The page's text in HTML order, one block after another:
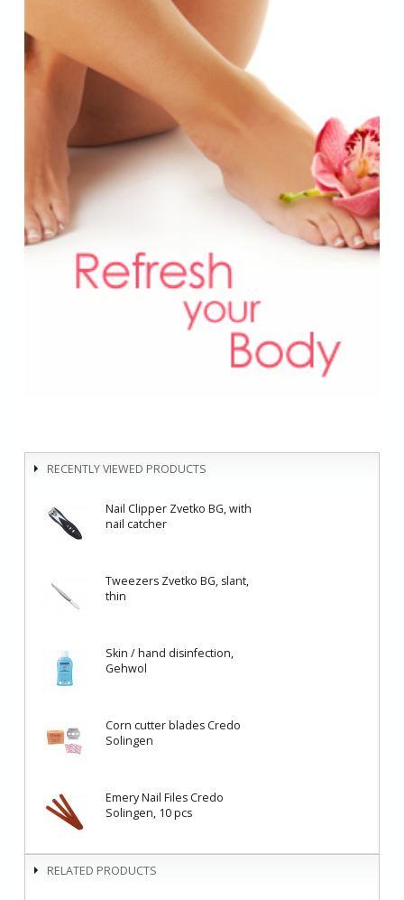
RECENTLY VIEWED PRODUCTS
Nail Clipper Zvetko BG, with
nail catcher
Tweezers Zvetko BG, slant,
thin
Skin / hand disinfection,
Gehwol
Corn cutter blades Credo
Solingen
Emery Nail Files Credo
Solingen, 10 pcs
RELATED PRODUCTS